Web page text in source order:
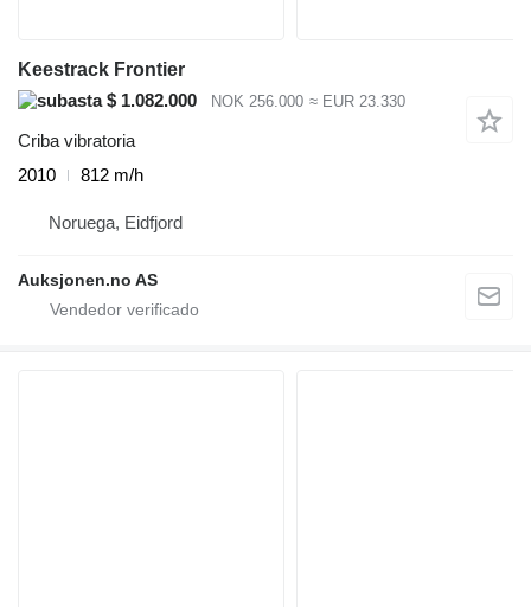
Keestrack Frontier
$ 1.082.000
NOK 256.000 ≈ EUR 23.330
Criba vibratoria
2010
812 m/h
Noruega, Eidfjord
Auksjonen.no AS